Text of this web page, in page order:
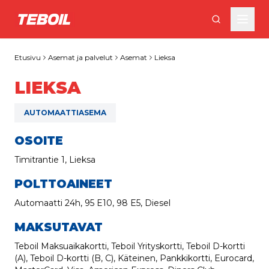
Siirry pääsisältöön
Etusivu Asemat ja palvelut Asemat Lieksa
LIEKSA
AUTOMAATTIASEMA
OSOITE
Timitrantie 1, Lieksa
POLTTOAINEET
Automaatti 24h, 95 E10, 98 E5, Diesel
MAKSUTAVAT
Teboil Maksuaikakortti, Teboil Yrityskortti, Teboil D-kortti
(A), Teboil D-kortti (B, C), Käteinen, Pankkikortti, Eurocard,